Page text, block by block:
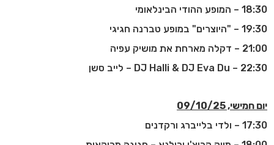
18:30 – המופע ההודי הבינלאומי
19:30 – "היוצרים" במופע טברנה חגיגי
21:00 – דקלה מארחת את מושיק עפיה
22:30 –
DJ Halli & DJ Eva Du– לייב סשן
יום חמישי, 09/10/25
17:30 – ולדי בלייברג ורקדנים